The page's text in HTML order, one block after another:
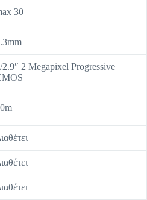
30
2.9″ 2 Megapixel Progressive